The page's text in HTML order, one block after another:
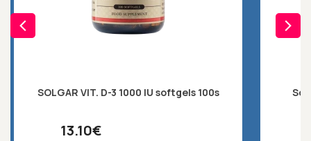
SOLGAR VIT. D-3 1000 IU softgels 100s
13.10€